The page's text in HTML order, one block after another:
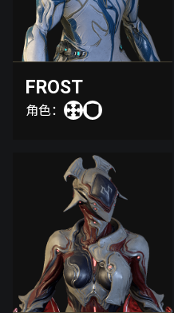
FROST
角色：